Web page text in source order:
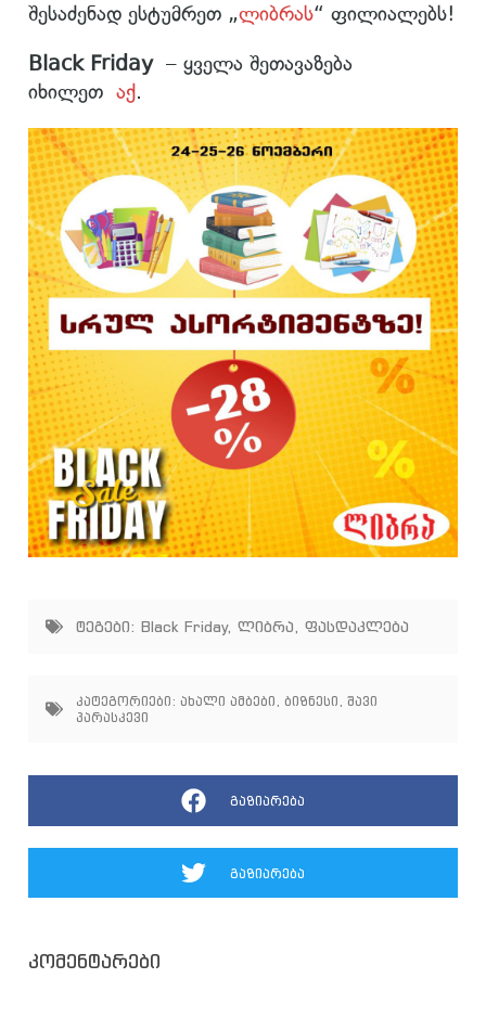
შესაძენად ესტუმრეთ „ლიბრას“ ფილიალებს!
Black Friday– ყველა შეთავაზება
იხილეთ აქ.
ტეგები: Black Friday, ლიბრა, ფასდაკლება
კატეგორიები: ახალი ამბები , ბიზნესი , შავი
პარასკევი
გაზიარება
გაზიარება
კომენტარები